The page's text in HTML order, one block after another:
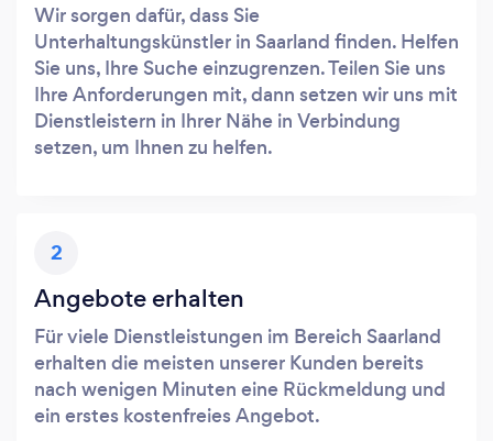
Wir sorgen dafür, dass Sie
Unterhaltungskünstler in Saarland finden. Helfen
Sie uns, Ihre Suche einzugrenzen. Teilen Sie uns
Ihre Anforderungen mit, dann setzen wir uns mit
Dienstleistern in Ihrer Nähe in Verbindung
setzen, um Ihnen zu helfen.
2
Angebote erhalten
Für viele Dienstleistungen im Bereich Saarland
erhalten die meisten unserer Kunden bereits
nach wenigen Minuten eine Rückmeldung und
ein erstes kostenfreies Angebot.